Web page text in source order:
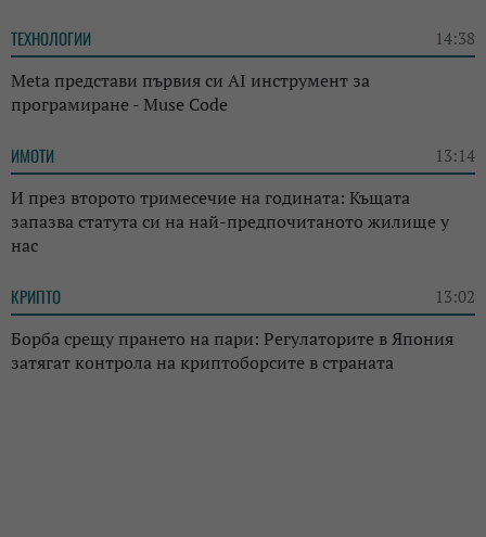
ТЕХНОЛОГИИ 14:38
Meta представи първия си AI инструмент за
програмиране - Muse Code
ИМОТИ 13:14
И през второто тримесечие на годината: Къщата
запазва статута си на най-предпочитаното жилище у
нас
КРИПТО 13:02
Борба срещу прането на пари: Регулаторите в Япония
затягат контрола на криптоборсите в страната